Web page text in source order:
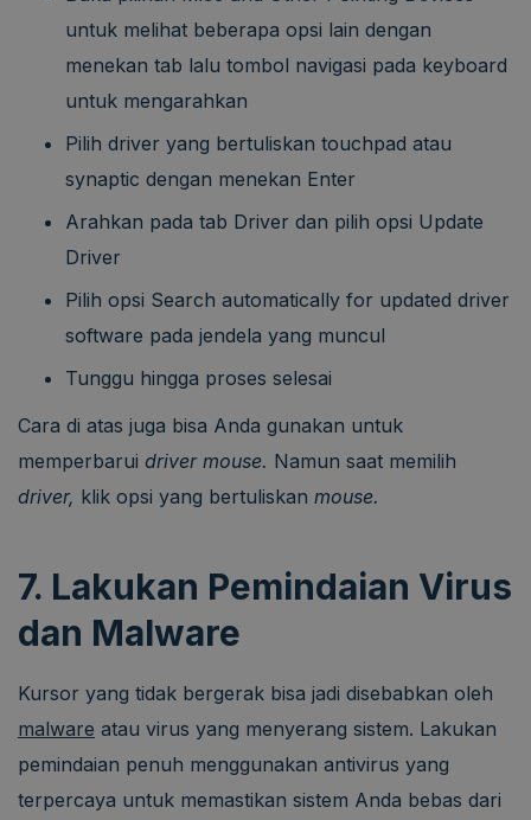
untuk melihat beberapa opsi lain dengan
menekan tab lalu tombol navigasi pada keyboard
untuk mengarahkan
Pilih driver yang bertuliskan touchpad atau
synaptic dengan menekan Enter
Arahkan pada tab Driver dan pilih opsi Update
Driver
Pilih opsi Search automatically for updated driver
software pada jendela yang muncul
Tunggu hingga proses selesai
Cara di atas juga bisa Anda gunakan untuk
memperbarui driver mouse. Namun saat memilih
driver, klik opsi yang bertuliskan mouse.
7. Lakukan Pemindaian Virus
dan Malware
Kursor yang tidak bergerak bisa jadi disebabkan oleh
malware atau virus yang menyerang sistem. Lakukan
pemindaian penuh menggunakan antivirus yang
terpercaya untuk memastikan sistem Anda bebas dari